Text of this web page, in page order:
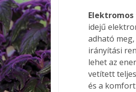
idejű
adható
irányítási
lehet az
vetített
és a